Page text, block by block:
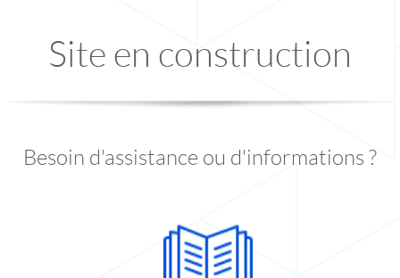
Site en construction
Besoin d'assistance ou d'informations ?